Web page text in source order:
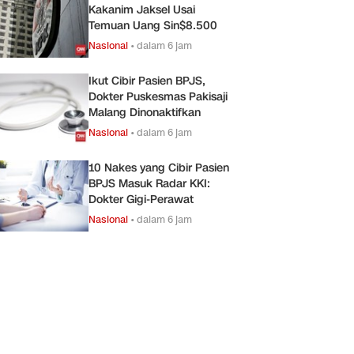
Kakanim Jaksel Usai
Temuan Uang Sin$8.500
Nasional •dalam 6 jam
Ikut Cibir Pasien BPJS,
Dokter Puskesmas Pakisaji
Malang Dinonaktifkan
Nasional •dalam 6 jam
10 Nakes yang Cibir Pasien
BPJS Masuk Radar KKI:
Dokter Gigi-Perawat
Nasional •dalam 6 jam